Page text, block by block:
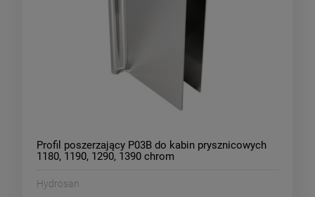
Profil poszerzający P03B do kabin prysznicowych
1180, 1190, 1290, 1390 chrom
Hydrosan